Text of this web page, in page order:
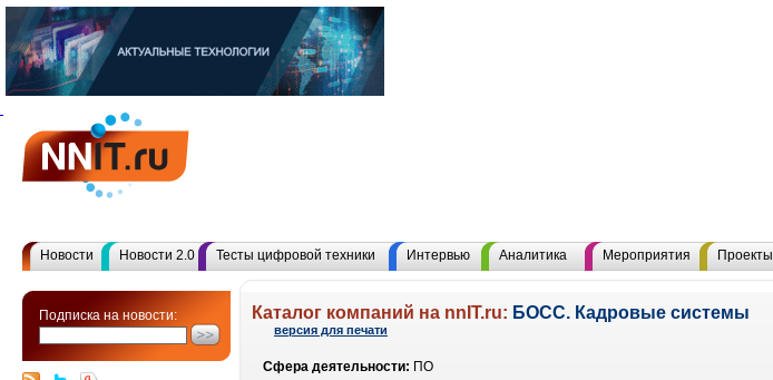
Новости Новости 2.0 Тесты цифровой техники Интервью Аналитика Мероприятия Проекты
Подписка на новости: Каталог компаний на nnIT.ru: БОСС. Кадровые системы
версия для печати
Сфера деятельности: ПО